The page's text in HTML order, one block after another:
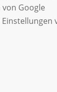
Google